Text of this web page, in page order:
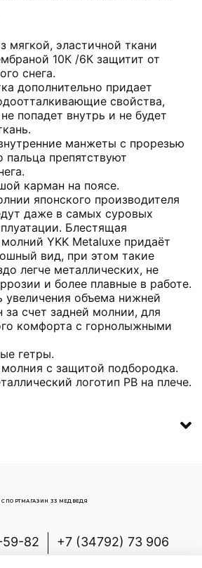
мягкой, эластичной ткани
10К /6К защитит от
снега.
дополнительно придает
свойства,
попадет внутрь и не будет
манжеты с прорезью
пальца препятствуют
карман на поясе.
японского производителя
даже в самых суровых
Блестящая
YKK Metaluxe придаёт
вид, при этом такие
легче металлических, не
и более плавные в работе.
увеличения объема нижней
за счет задней молнии, для
комфорта с горнолыжными
гетры.
с защитой подбородка.
логотип PB на плече.
59-82
+7 (34792) 73 906
СПОРТМАГАЗИН 33 МЕДВЕДЯ